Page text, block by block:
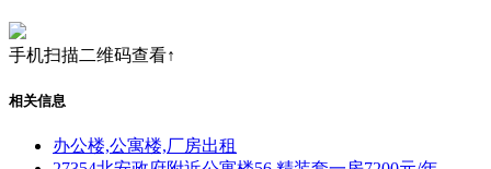
手机扫描二维码查看↑
相关信息
办公楼,公寓楼,厂房出租